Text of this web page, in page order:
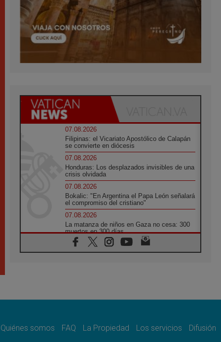
07.08.2026
Filipinas: el Vicariato Apostólico de Calapán
se convierte en diócesis
07.08.2026
Honduras: Los desplazados invisibles de una
crisis olvidada
07.08.2026
Bokalic: "En Argentina el Papa León señalará
el compromiso del cristiano"
07.08.2026
La matanza de niños en Gaza no cesa: 300
muertos en 300 días
07.08.2026
Tagle: La guerra desfigura el mundo, solo la
como misión al servicio del Evangelio
Quiénes somos FAQ La Propiedad Los servicios
Difusión